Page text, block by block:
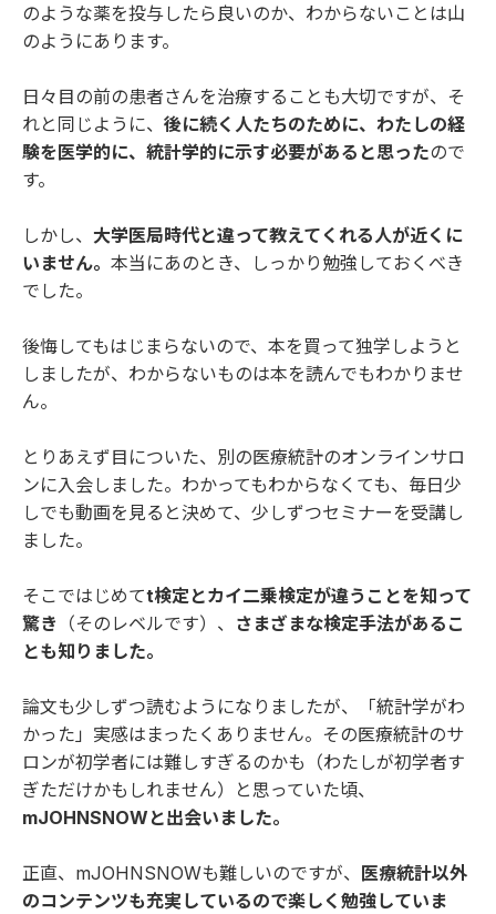
のような薬を投与したら良いのか、わからないことは山
のようにあります。
日々目の前の患者さんを治療することも大切ですが、そ
れと同じように、 後に続く人たちのために、わたしの経
験を医学的に、統計学的に示す必要があると思ったので
す。
しかし、 大学医局時代と違って教えてくれる人が近くに
いません。 本当にあのとき、しっかり勉強しておくべき
でした。
後悔してもはじまらないので、本を買って独学しようと
しましたが、わからないものは本を読んでもわかりませ
ん。
とりあえず目についた、別の医療統計のオンラインサロ
ンに入会しました。わかってもわからなくても、毎日少
しでも動画を見ると決めて、少しずつセミナーを受講し
ました。
そこではじめてt検定とカイ二乗検定が違うことを知って
驚き （そのレベルです）、 さまざまな検定手法があるこ
とも知りました。
論文も少しずつ読むようになりましたが、「統計学がわ
かった」実感はまったくありません。その医療統計のサ
ロンが初学者には難しすぎるのかも（わたしが初学者す
ぎただけかもしれません）と思っていた頃、
mJOHNSNOWと出会いました。
正直、mJOHNSNOWも難しいのですが、 医療統計以外
のコンテンツも充実しているので楽しく勉強していま